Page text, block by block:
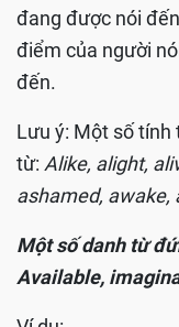
đang được nói
điểm của người
đến.
Lưu ý: Một số
từ: Alike, alight,
ashamed, awake,
Một số danh từ
Available,